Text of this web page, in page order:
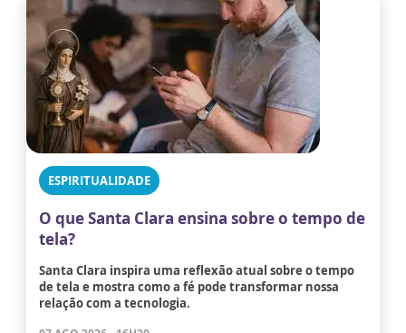
ESPIRITUALIDADE
O que Santa Clara ensina sobre o tempo de
tela?
Santa Clara inspira uma reflexão atual sobre o tempo
de tela e mostra como a fé pode transformar nossa
relação com a tecnologia.